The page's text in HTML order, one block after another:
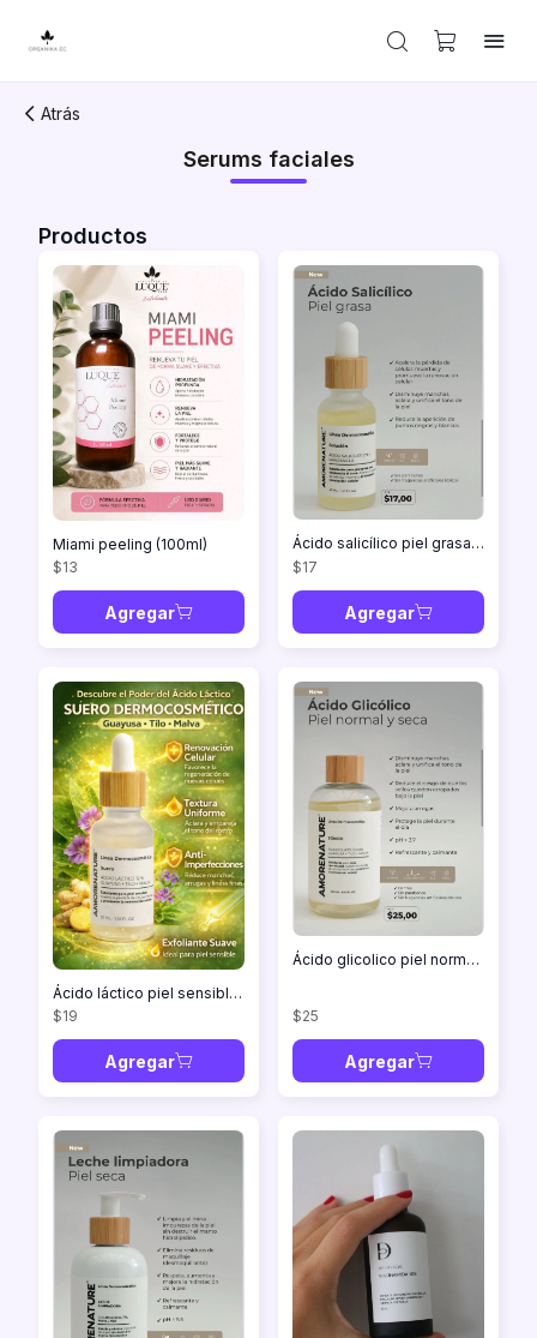
Atrás
Serums faciales
Productos
Miami peeling (100ml)
$13
Agregar
Ácido salicílico piel grasa 30ml
$17
Agregar
Ácido láctico piel sensible 30ml
$19
Agregar
Ácido glicolico piel normal y seca 250ml
$25
Agregar